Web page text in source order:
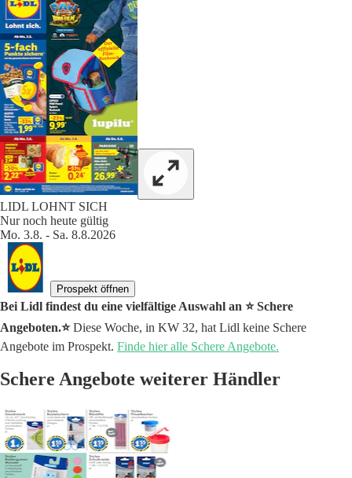
LIDL LOHNT SICH
Nur noch heute gültig
Mo. 3.8. - Sa. 8.8.2026
Prospekt öffnen
Bei Lidl findest du eine vielfältige Auswahl an ⭐️ Schere
Angeboten.⭐️Diese Woche, in KW 32, hat Lidl keine Schere
Angebote im Prospekt. Finde hier alle Schere Angebote.
Schere Angebote weiterer Händler